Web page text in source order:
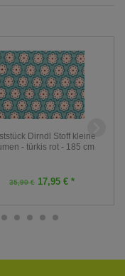
Dirndl Stoff kleine
- türkis rot - 185 cm
35,90 € 17,95 € *